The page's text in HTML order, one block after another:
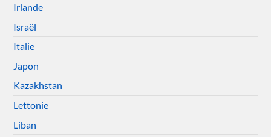
Irlande
Israël
Italie
Japon
Kazakhstan
Lettonie
Liban